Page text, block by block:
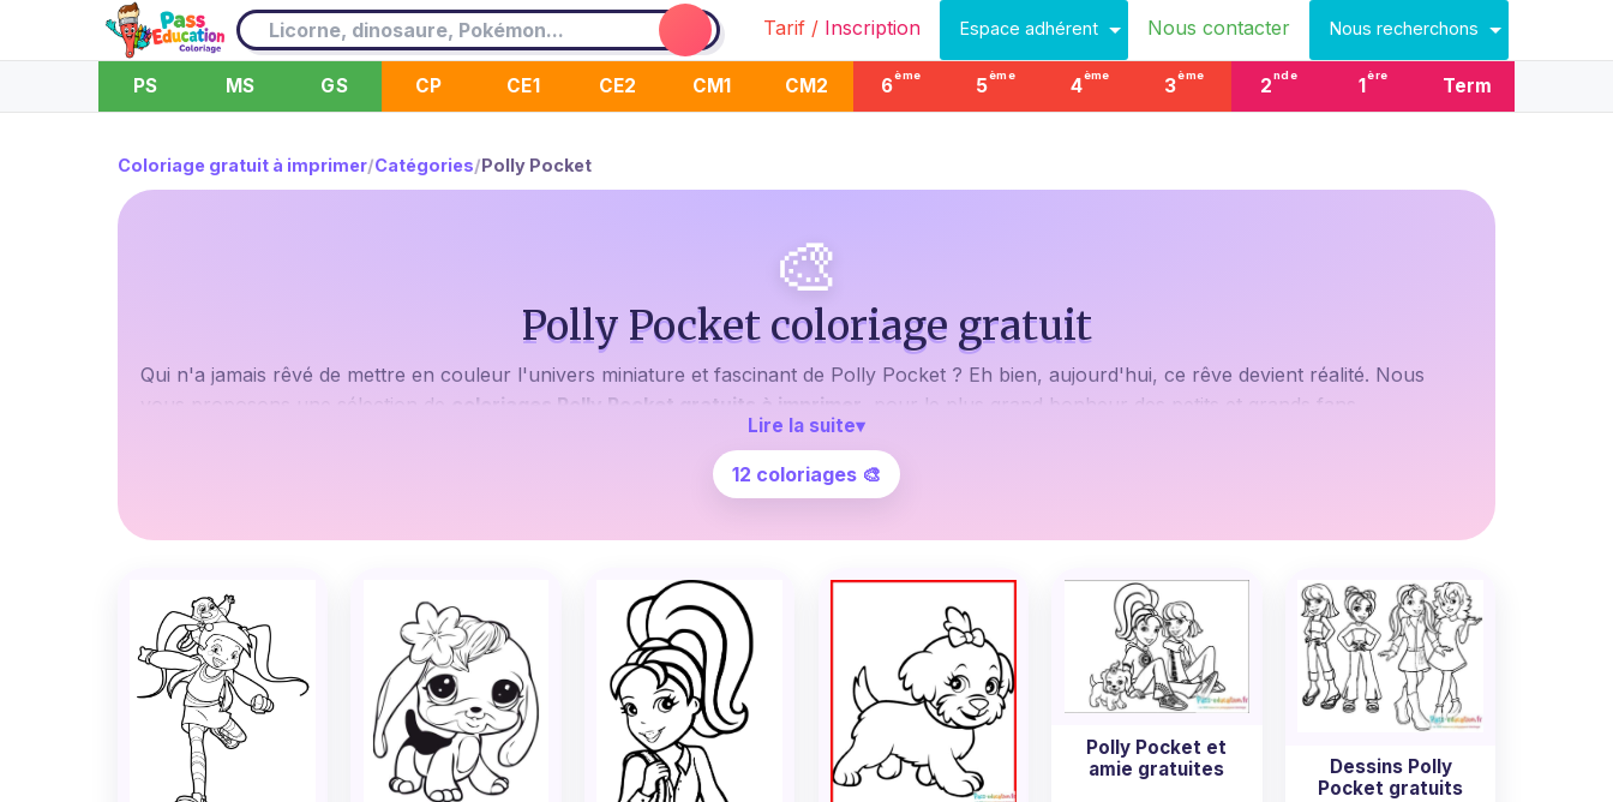
Tarif / Inscription Espace adhérent Nous contacter Nous recherchons
PS MS GS CP CE1 CE2 CM1 CM2 6ème 5ème 4ème 3ème 2nde 1ère Term
Coloriage gratuit à imprimer/Catégories/Polly Pocket
🎨
Polly Pocket coloriage gratuit
Qui n'a jamais rêvé de mettre en couleur l'univers miniature et fascinant de Polly Pocket ? Eh bien, aujourd'hui, ce rêve devient réalité. Nous
vous proposons une sélection de
coloriages Polly Pocket gratuits à imprimer
, pour le plus grand bonheur des petits et grands fans.
magie du monde miniaturisé de Polly Pocket. Et le meilleur dans tout cela ? Cescoloriages sont entièrement gratuits et prêts à être imprimés.
N'attendez plus ! Prenez vos crayons, imprimez votre coloriage Polly Pocket préféré et laissez libre cours à votre créativité. C'est une
merveilleuse occasion d'offrir une seconde vie aux personnages qui ont bercé notre enfance. Bon coloriage !
Lire la suite▾
12 coloriages 🎨
Polly Pocket et
amie gratuites
Dessins Polly
Pocket gratuits